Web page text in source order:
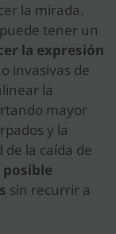
la mirada.
tener un
la expresión
invasivas de
la
mayor
y la
la caída de
posible
sin recurrir a